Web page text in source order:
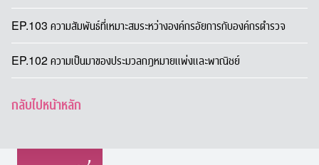
EP.103 ความสัมพันธ์ที่เหมาะสมระหว่างองค์กรอัยการกับองค์กรตำรวจ
EP.102 ความเป็นมาของประมวลกฎหมายแพ่งและพาณิชย์
กลับไปหน้าหลัก